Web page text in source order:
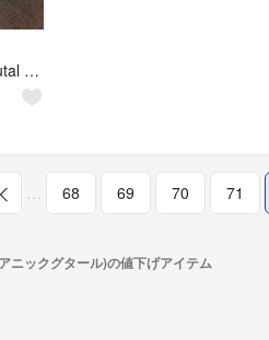
[空ビン]Annick Goutal 3本セット
68 69 70 71
ニックグタール)の値下げアイテム